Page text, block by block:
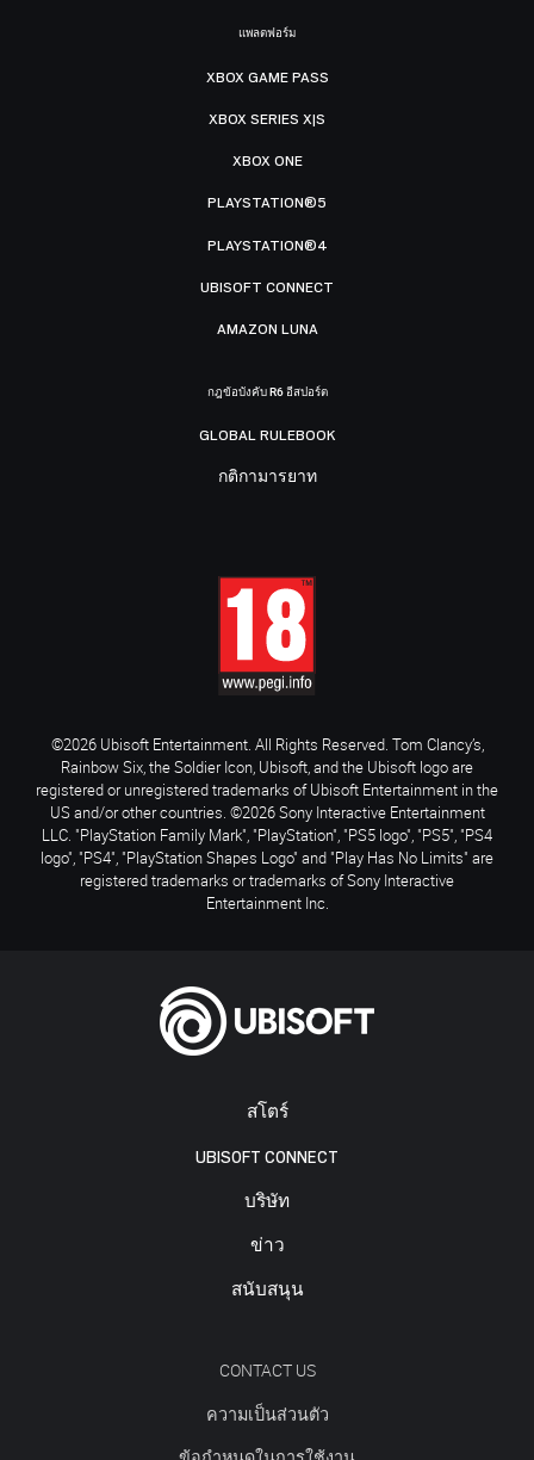
สโตร์
UBISOFT CONNECT
บริษัท
ข่าว
สนับสนุน
CONTACT US
ความเป็นส่วนตัว
แพลตฟอร์ม
XBOX GAME PASS
XBOX SERIES X|S
XBOX ONE
PLAYSTATION®5
PLAYSTATION®4
UBISOFT CONNECT
AMAZON LUNA
กฎข้อบังคับ R6 อีสปอร์ต
GLOBAL RULEBOOK
กติกามารยาท
©2026 Ubisoft Entertainment. All Rights Reserved. Tom Clancy’s,
Rainbow Six, the Soldier Icon, Ubisoft, and the Ubisoft logo are
registered or unregistered trademarks of Ubisoft Entertainment in the
US and/or other countries. ©2026 Sony Interactive Entertainment
LLC. "PlayStation Family Mark", "PlayStation", "PS5 logo", "PS5", "PS4
logo", "PS4", "PlayStation Shapes Logo" and "Play Has No Limits" are
registered trademarks or trademarks of Sony Interactive
Entertainment Inc.